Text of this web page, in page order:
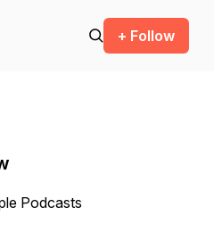
+ Follow
Podcasts